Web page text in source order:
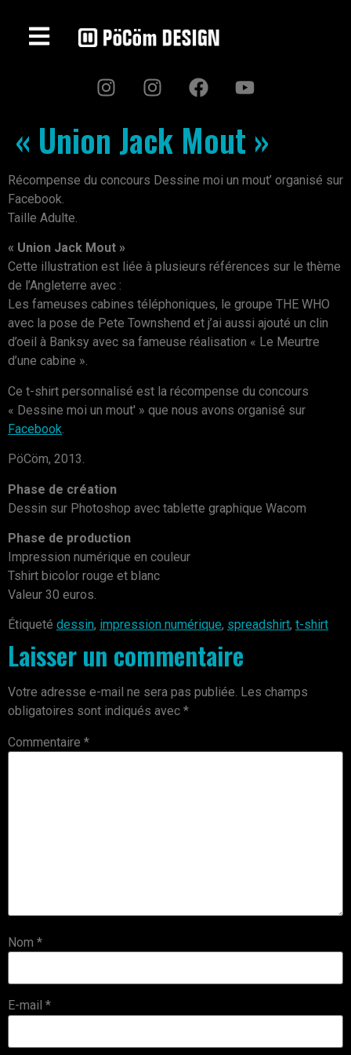
« Union Jack Mout »
Récompense du concours Dessine moi un mout’ organisé sur
Facebook.
Taille Adulte.
« Union Jack Mout »
Cette illustration est liée à plusieurs références sur le thème
de l’Angleterre avec :
Les fameuses cabines téléphoniques, le groupe THE WHO
avec la pose de Pete Townshend et j’ai aussi ajouté un clin
d’oeil à Banksy avec sa fameuse réalisation « Le Meurtre
d’une cabine ».
Ce t-shirt personnalisé est la récompense du concours
« Dessine moi un mout' » que nous avons organisé sur
Facebook
PöCöm, 2013.
Phase de création
Dessin sur Photoshop avec tablette graphique Wacom
Phase de production
Impression numérique en couleur
Tshirt bicolor rouge et blanc
Valeur 30 euros.
Étiqueté dessin, impression numérique, spreadshirt, t-shirt
Laisser un commentaire
Votre adresse e-mail ne sera pas publiée. Les champs
obligatoires sont indiqués avec *
Commentaire *
Nom *
E-mail *